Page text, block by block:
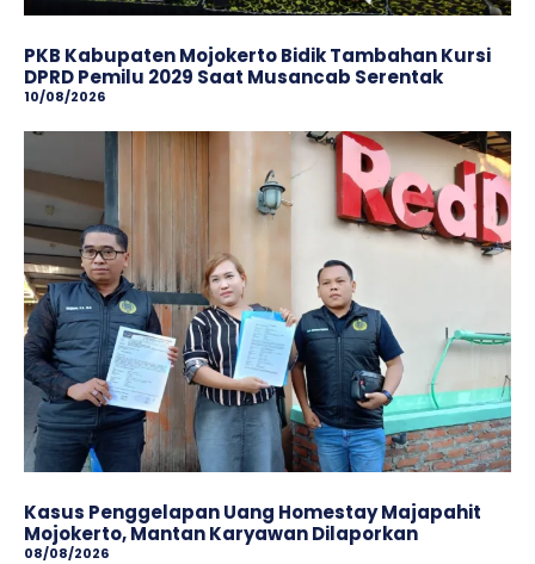
PKB Kabupaten Mojokerto Bidik Tambahan Kursi
DPRD Pemilu 2029 Saat Musancab Serentak
10/08/2026
Kasus Penggelapan Uang Homestay Majapahit
Mojokerto, Mantan Karyawan Dilaporkan
08/08/2026